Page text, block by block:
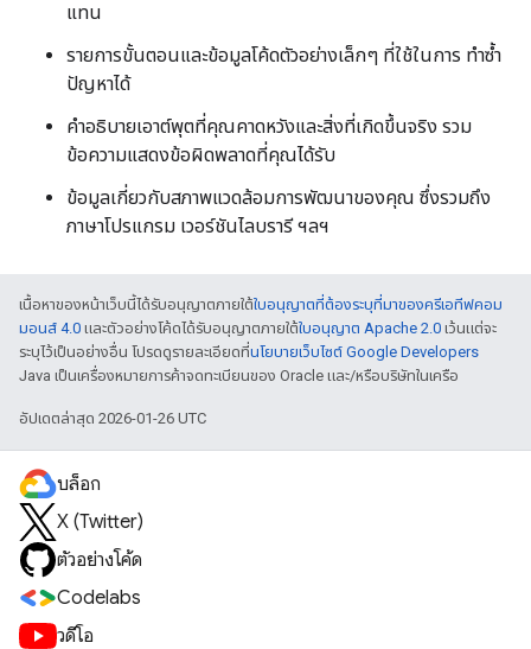
แทน
รายการขั้นตอนและข้อมูลโค้ดตัวอย่างเล็กๆ ที่ใช้ในการ ทำซ้ำ
ปัญหาได้
คำอธิบายเอาต์พุตที่คุณคาดหวังและสิ่งที่เกิดขึ้นจริง รวม
ข้อความแสดงข้อผิดพลาดที่คุณได้รับ
ข้อมูลเกี่ยวกับสภาพแวดล้อมการพัฒนาของคุณ ซึ่งรวมถึง
ภาษาโปรแกรม เวอร์ชันไลบรารี ฯลฯ
เนื้อหาของหน้าเว็บนี้ได้รับอนุญาตภายใต้ใบอนุญาตที่ต้องระบุที่มาของครีเอทีฟคอม
มอนส์ 4.0 และตัวอย่างโค้ดได้รับอนุญาตภายใต้ใบอนุญาต Apache 2.0 เว้นแต่จะ
ระบุไว้เป็นอย่างอื่น โปรดดูรายละเอียดที่นโยบายเว็บไซต์ Google Developers
Java เป็นเครื่องหมายการค้าจดทะเบียนของ Oracle และ/หรือบริษัทในเครือ
อัปเดตล่าสุด 2026-01-26 UTC
บล็อก
X (Twitter)
ตัวอย่างโค้ด
Codelabs
วิดีโอ